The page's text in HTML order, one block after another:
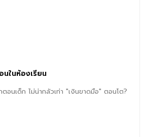
นในห้องเรียน
อนเด็ก ไม่น่ากลัวเท่า "เงินขาดมือ" ตอนโต?